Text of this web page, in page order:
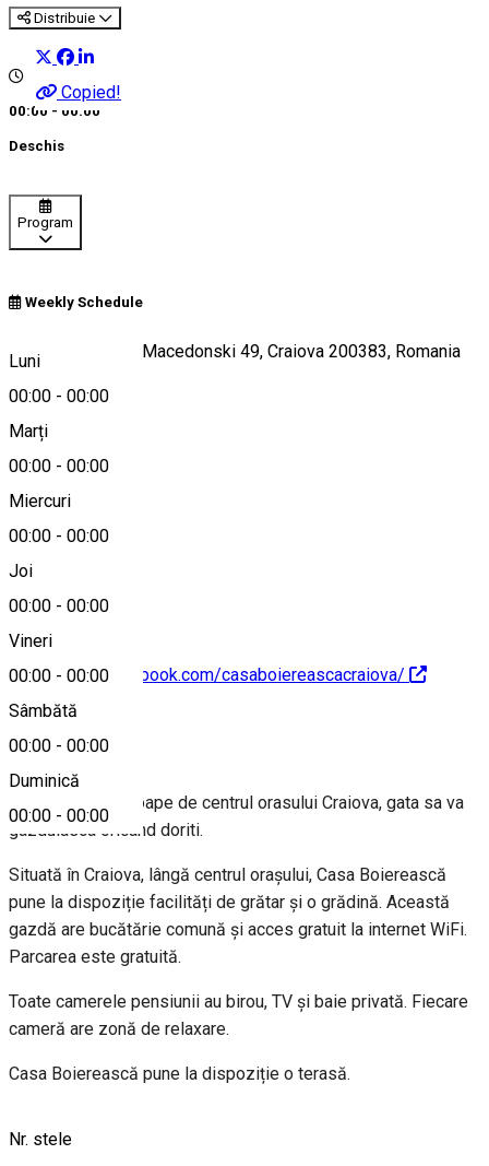
Distribuie
Copied!
00:00 - 00:00
Deschis
Program
Weekly Schedule
Luni
00:00 - 00:00
Marți
00:00 - 00:00
Miercuri
00:00 - 00:00
Joi
00:00 - 00:00
Vineri
00:00 - 00:00
Sâmbătă
00:00 - 00:00
Duminică
00:00 - 00:00
Strada Alexandru Macedonski 49, Craiova 200383, Romania
Hartă
https://www.facebook.com/casaboiereascacraiova/
Despre
Un loc linistit aproape de centrul orasului Craiova, gata sa va
gazduiasca oricand doriti.
Situată în Craiova, lângă centrul orașului, Casa Boierească
pune la dispoziție facilități de grătar și o grădină. Această
gazdă are bucătărie comună și acces gratuit la internet WiFi.
Parcarea este gratuită.
Toate camerele pensiunii au birou, TV și baie privată. Fiecare
cameră are zonă de relaxare.
Casa Boierească pune la dispoziție o terasă.
Nr. stele